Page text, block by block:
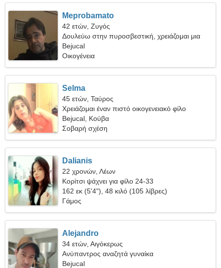
Meprobamato
42 ετών, Ζυγός
Δουλεύω στην πυροσβεστική, χρειάζομαι μια
αισθησιακή γυναίκα
Bejucal
Οικογένεια
Selma
45 ετών, Ταύρος
Χρειάζομαι έναν πιστό οικογενειακό φίλο
Bejucal, Κούβα
Σοβαρή σχέση
Dalianis
22 χρονών, Λέων
Κορίτσι ψάχνει για φίλο 24-33
162 εκ (5'4"), 48 κιλό (105 λίβρες)
Γάμος
Alejandro
34 ετών, Αιγόκερως
Ανύπαντρος αναζητά γυναίκα
Bejucal